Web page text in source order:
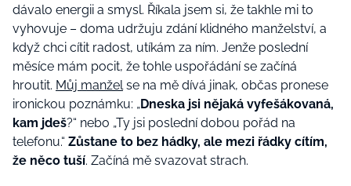
dávalo energii a smysl. Říkala jsem si, že takhle mi to
vyhovuje – doma udržuju zdání klidného manželství, a
když chci cítit radost, utíkám za ním. Jenže poslední
měsíce mám pocit, že tohle uspořádání se začíná
hroutit. Můj manželse na mě dívá jinak, občas pronese
ironickou poznámku: „Dneska jsi nějaká vyfešákovaná,
kam jdeš?“ nebo „Ty jsi poslední dobou pořád na
telefonu.“ Zůstane to bez hádky, ale mezi řádky cítím,
že něco tuší. Začíná mě svazovat strach.